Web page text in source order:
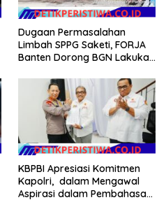
Dugaan Permasalahan
Limbah SPPG Saketi, FORJA
Banten Dorong BGN Lakukan
KBPBI Apresiasi Komitmen
Kapolri, dalam Mengawal
Aspirasi dalam Pembahasan